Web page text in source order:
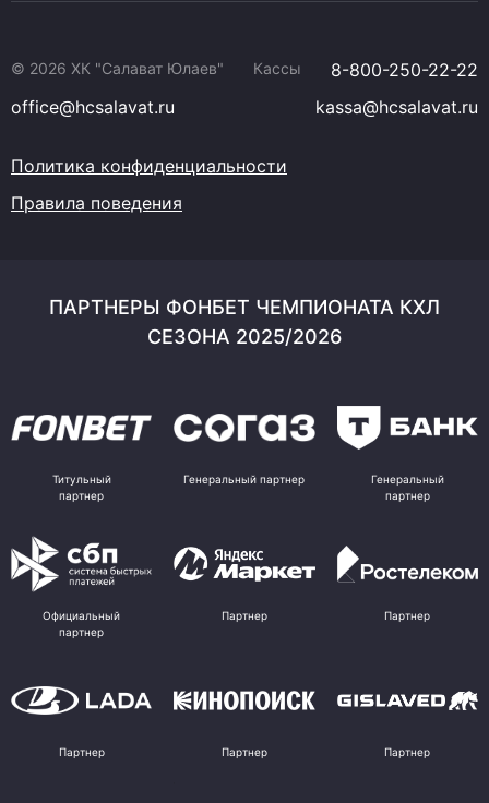
© 2026 ХК "Салават Юлаев" Кассы
8-800-250-22-22
office@hcsalavat.ru
kassa@hcsalavat.ru
Политика конфиденциальности
Правила поведения
ПАРТНЕРЫ ФОНБЕТ ЧЕМПИОНАТА КХЛ
СЕЗОНА 2025/2026
Титульный
партнер
Генеральный партнер
Генеральный
партнер
Официальный
партнер
Партнер Партнер
Партнер Партнер Партнер